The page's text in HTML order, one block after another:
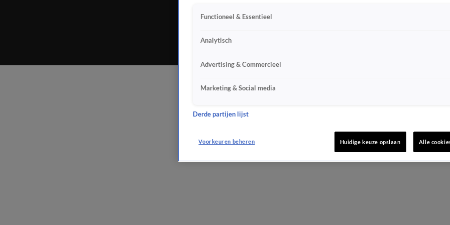
Functioneel & Essentieel
Analytisch
Advertising & Commercieel
Marketing & Social media
Derde partijen lijst
Voorkeuren beheren Huidige keuze opslaan Alle